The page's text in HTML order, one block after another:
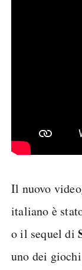
Il nuovo
italiano è
o il sequel di
uno dei